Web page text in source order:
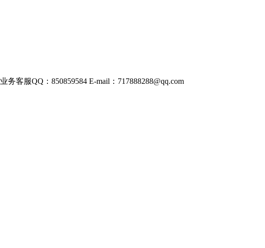
业务客服QQ：850859584 E-mail： 717888288@qq.com